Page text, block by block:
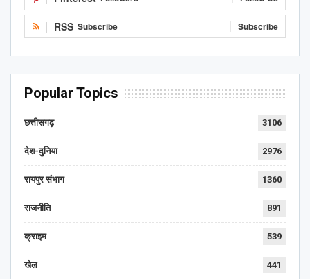
RSS Subscribe Subscribe
Popular Topics
छत्तीसगढ़ 3106
देश-दुनिया 2976
रायपुर संभाग 1360
राजनीति 891
क्राइम 539
खेल 441